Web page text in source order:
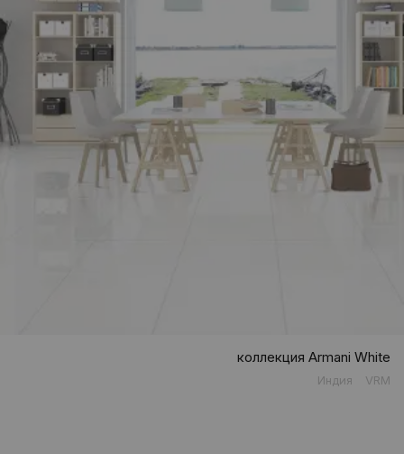
коллекция Armani White
Индия VRM